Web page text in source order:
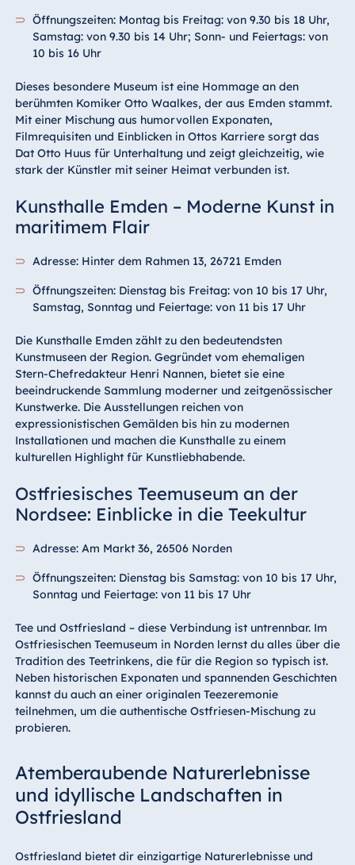
Öffnungszeiten: Montag bis Freitag: von 9.30 bis 18 Uhr,
Samstag: von 9.30 bis 14 Uhr; Sonn- und Feiertags: von
10 bis 16 Uhr
Dieses besondere Museum ist eine Hommage an den
berühmten Komiker Otto Waalkes, der aus Emden stammt.
Mit einer Mischung aus humorvollen Exponaten,
Filmrequisiten und Einblicken in Ottos Karriere sorgt das
Dat Otto Huus für Unterhaltung und zeigt gleichzeitig, wie
stark der Künstler mit seiner Heimat verbunden ist.
Kunsthalle Emden – Moderne Kunst in
maritimem Flair
Adresse: Hinter dem Rahmen 13, 26721 Emden
Öffnungszeiten: Dienstag bis Freitag: von 10 bis 17 Uhr,
Samstag, Sonntag und Feiertage: von 11 bis 17 Uhr
Die Kunsthalle Emden zählt zu den bedeutendsten
Kunstmuseen der Region. Gegründet vom ehemaligen
Stern-Chefredakteur Henri Nannen, bietet sie eine
beeindruckende Sammlung moderner und zeitgenössischer
Kunstwerke. Die Ausstellungen reichen von
expressionistischen Gemälden bis hin zu modernen
Installationen und machen die Kunsthalle zu einem
kulturellen Highlight für Kunstliebhabende.
Ostfriesisches Teemuseum an der
Nordsee: Einblicke in die Teekultur
Adresse: Am Markt 36, 26506 Norden
Öffnungszeiten: Dienstag bis Samstag: von 10 bis 17 Uhr,
Sonntag und Feiertage: von 11 bis 17 Uhr
Tee und Ostfriesland – diese Verbindung ist untrennbar. Im
Ostfriesischen Teemuseum in Norden lernst du alles über die
Tradition des Teetrinkens, die für die Region so typisch ist.
Neben historischen Exponaten und spannenden Geschichten
kannst du auch an einer originalen Teezeremonie
teilnehmen, um die authentische Ostfriesen-Mischung zu
probieren.
Atemberaubende Naturerlebnisse
und idyllische Landschaften in
Ostfriesland
Ostfriesland bietet dir einzigartige Naturerlebnisse und